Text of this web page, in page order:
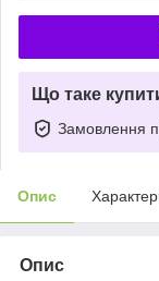
Що таке
Замовлення
Опис
Опис